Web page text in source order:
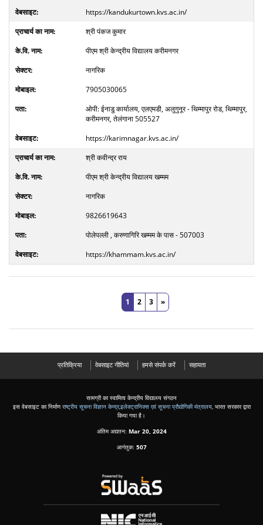
https://kandukurtown.kvs.ac.in/
श्री पंकज कुमार
पीएम श्री केन्द्रीय विद्यालय करीमनगर
नागरिक
7905030065
ओपी: ईनाडु कार्यालय, एलएमडी, अलुगुनूर - थिम्मापुर रोड, थिम्मापुर,
करीमनगर, तेलंगाना 505527
https://karimnagar.kvs.ac.in/
श्री कवीन्द्र राय
पीएम श्री केन्द्रीय विद्यालय खम्मम
नागरिक
9826619643
पोलेपल्ली , करुणागिरि खम्मम के पास - 507003
https://khammam.kvs.ac.in/
1 2 3 »
प्रतिक्रिया वेबसाइट नीतियां हमसे संपर्क करें सहायता
सामग्री का स्वामित्व केन्द्रीय विद्यालय संगठन
इस वेबसाइट का निर्माणराष्ट्रीय सूचना विज्ञान केन्द्र,इलेक्ट्रानिक्स एवं सूचना प्रौद्योगिकी मंत्रालय, भारत सरकार द्वारा
किया गया है।
अंतिम अद्यतन: Mar 20, 2024
आगंतुक: 507